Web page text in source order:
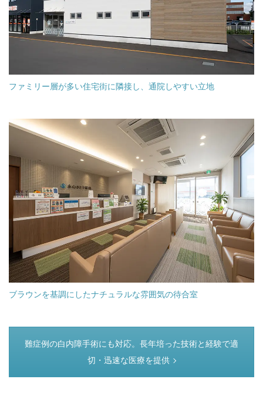
ファミリー層が多い住宅街に隣接し、通院しやすい立地
ブラウンを基調にしたナチュラルな雰囲気の待合室
つぎのページ
難症例の白内障手術にも対応。長年培った技術と経験で適
切・迅速な医療を提供